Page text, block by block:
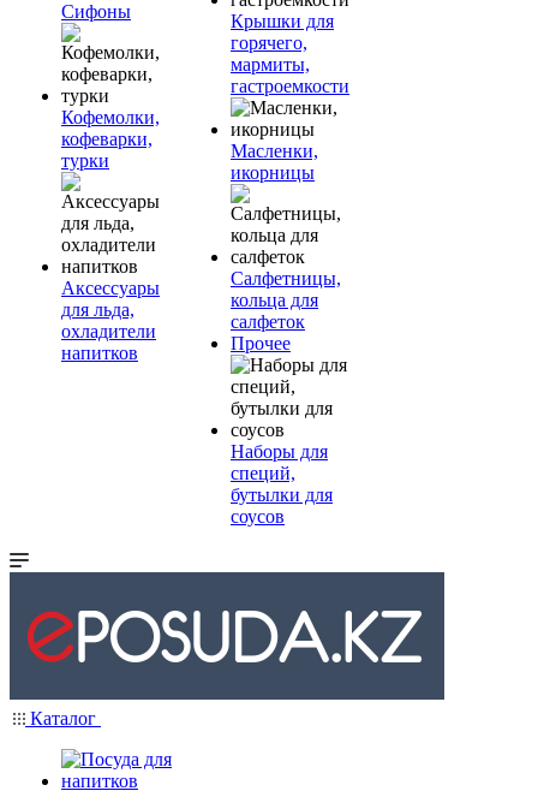
Сифоны
Кофемолки,
кофеварки,
турки
Аксессуары
для льда,
охладители
напитков
Крышки для
горячего,
мармиты,
гастроемкости
Масленки,
икорницы
Салфетницы,
кольца для
салфеток
Прочее
Наборы для
специй,
бутылки для
соусов
Каталог